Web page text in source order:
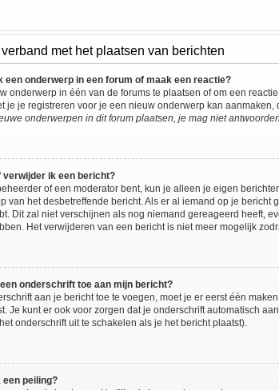
met het plaatsen van berichten
een onderwerp in een forum of maak een reactie?
onderwerp in één van de forums te plaatsen of om een
je je registreren voor je een nieuw onderwerp kan
onderwerpen in dit forum plaatsen, je mag niet
verwijder ik een bericht?
of een moderator bent, kun je alleen je eigen
van het desbetreffende bericht. Als er al iemand op je
Dit zal niet verschijnen als nog niemand gereageerd heeft,
Het verwijderen van een bericht is niet meer mogelijk
onderschrift toe aan mijn bericht?
aan je bericht toe te voegen, moet je er eerst één
Je kunt er ook voor zorgen dat je onderschrift automatisch
onderschrift uit te schakelen als je het bericht plaatst).
een peiling?